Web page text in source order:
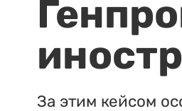
За этим кейсом